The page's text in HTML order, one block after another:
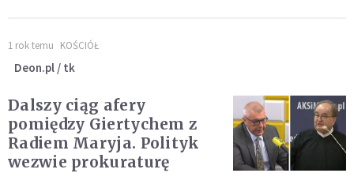
1 rok temu KOŚCIÓŁ
Deon.pl / tk
Dalszy ciąg afery
pomiędzy Giertychem z
Radiem Maryja. Polityk
wezwie prokuraturę